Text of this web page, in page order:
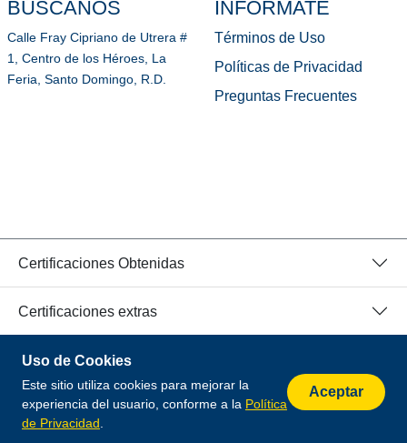
BÚSCANOS
Calle Fray Cipriano de Utrera #
1, Centro de los Héroes, La
Feria, Santo Domingo, R.D.
INFÓRMATE
Términos de Uso
Políticas de Privacidad
Preguntas Frecuentes
Certificaciones Obtenidas
Certificaciones extras
© 2026 Todos los Derechos Reservados.
Desarrollado por
Uso de Cookies
Este sitio utiliza cookies para mejorar la
experiencia del usuario, conforme a la Política
de Privacidad
Aceptar